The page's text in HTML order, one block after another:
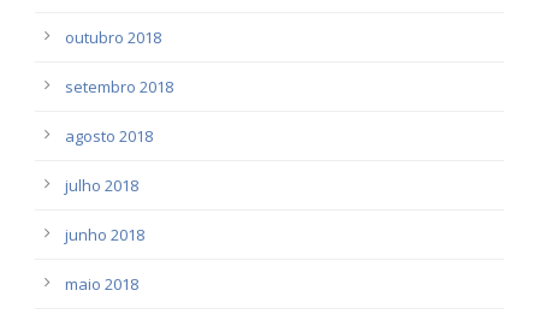
outubro 2018
setembro 2018
agosto 2018
julho 2018
junho 2018
maio 2018